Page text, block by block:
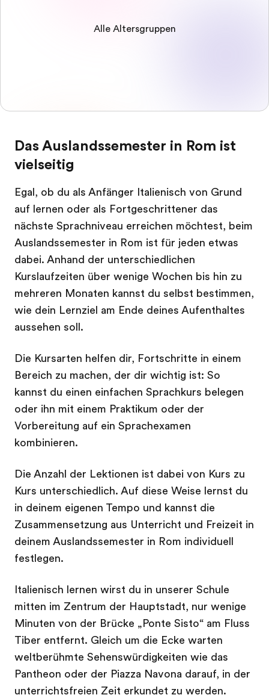
Alle Altersgruppen
Das Auslandssemester in Rom ist
vielseitig
Egal, ob du als Anfänger Italienisch von Grund
auf lernen oder als Fortgeschrittener das
nächste Sprachniveau erreichen möchtest, beim
Auslandssemester in Rom ist für jeden etwas
dabei. Anhand der unterschiedlichen
Kurslaufzeiten über wenige Wochen bis hin zu
mehreren Monaten kannst du selbst bestimmen,
wie dein Lernziel am Ende deines Aufenthaltes
aussehen soll.
Die Kursarten helfen dir, Fortschritte in einem
Bereich zu machen, der dir wichtig ist: So
kannst du einen einfachen Sprachkurs belegen
oder ihn mit einem Praktikum oder der
Vorbereitung auf ein Sprachexamen
kombinieren.
Die Anzahl der Lektionen ist dabei von Kurs zu
Kurs unterschiedlich. Auf diese Weise lernst du
in deinem eigenen Tempo und kannst die
Zusammensetzung aus Unterricht und Freizeit in
deinem Auslandssemester in Rom individuell
festlegen.
Italienisch lernen wirst du in unserer Schule
mitten im Zentrum der Hauptstadt, nur wenige
Minuten von der Brücke „Ponte Sisto“ am Fluss
Tiber entfernt. Gleich um die Ecke warten
weltberühmte Sehenswürdigkeiten wie das
Pantheon oder der Piazza Navona darauf, in der
unterrichtsfreien Zeit erkundet zu werden.